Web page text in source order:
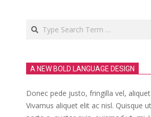
Search
A NEW BOLD LANGUAGE DESIGN
Donec pede justo, fringilla vel,
Vivamus aliquet elit ac nisl. Quisque